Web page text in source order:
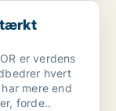
er verdens
hvert
mere end
forde..